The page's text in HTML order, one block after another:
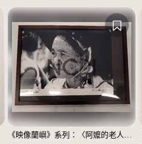
《映像蘭嶼》系列：〈阿嬤的老人斑〉